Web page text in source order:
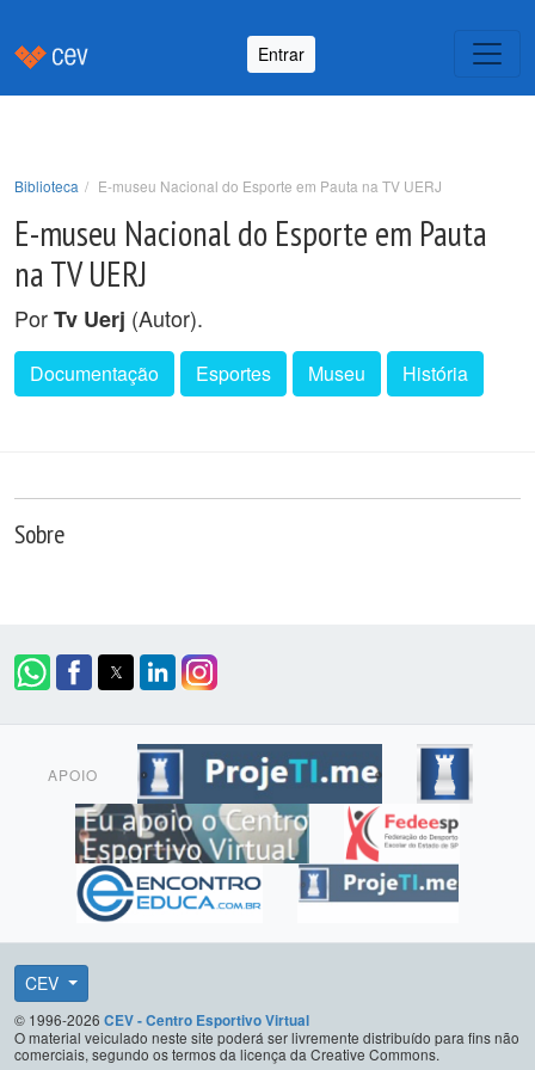
Entrar
Biblioteca E-museu Nacional do Esporte em Pauta na TV UERJ
E-museu Nacional do Esporte em Pauta
na TV UERJ
PorTv Uerj (Autor).
Documentação Esportes Museu História
Sobre
APOIO
CEV
© 1996-2026 CEV - Centro Esportivo Virtual
O material veiculado neste site poderá ser livremente distribuído para fins não
comerciais, segundo os termos da licença da Creative Commons.